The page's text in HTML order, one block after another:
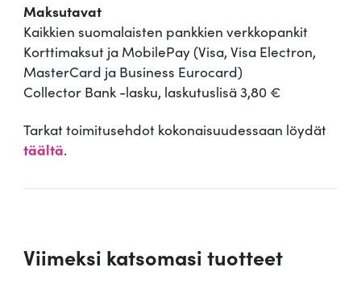
Maksutavat
Kaikkien suomalaisten pankkien verkkopankit
Korttimaksut ja MobilePay (Visa, Visa Electron,
MasterCard ja Business Eurocard)
Collector Bank -lasku, laskutuslisä 3,80 €
Tarkat toimitusehdot kokonaisuudessaan löydät
täältä.
Viimeksi katsomasi tuotteet